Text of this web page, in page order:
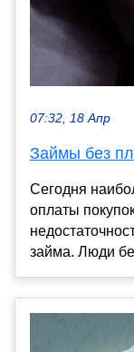
07:32, 18 Апр
Займы без
Сегодня
оплаты
займа. Люди